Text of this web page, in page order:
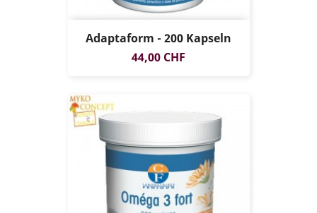
Adaptaform - 200 Kapseln
Preis
44,00 CHF